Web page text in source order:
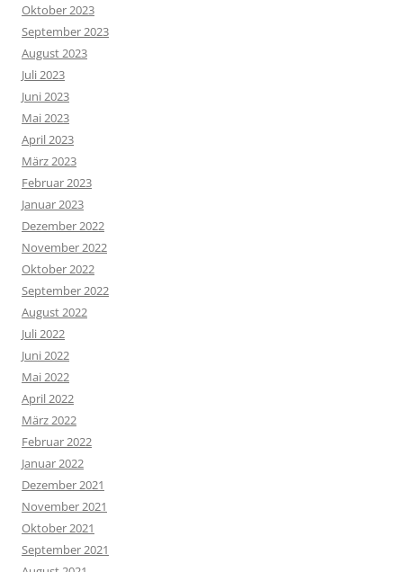
Oktober 2023
September 2023
August 2023
Juli 2023
Juni 2023
Mai 2023
April 2023
März 2023
Februar 2023
Januar 2023
Dezember 2022
November 2022
Oktober 2022
September 2022
August 2022
Juli 2022
Juni 2022
Mai 2022
April 2022
März 2022
Februar 2022
Januar 2022
Dezember 2021
November 2021
Oktober 2021
September 2021